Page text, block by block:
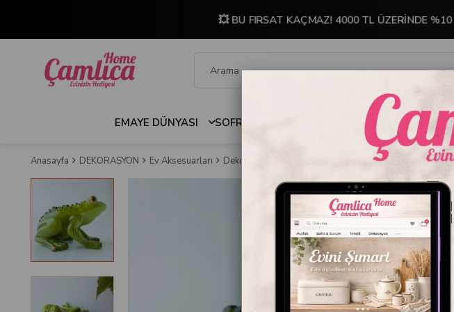
💥 BU FIRSAT KAÇMAZ! 4000 TL ÜZERİNDE %10
EMAYE DÜNYASI SOFRA & MUTFAK İNDİRİMLİ ÜRÜNLER
Anasayfa DEKORASYON Ev Aksesuarları Dekoratif Obje ve Biblo Dekoratif Kurbağa Yeşil 13 cm